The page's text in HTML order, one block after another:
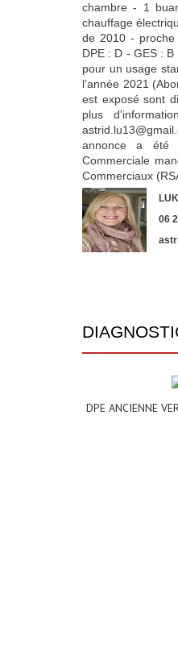
chambre - 1
chauffage
de 2010 -
DPE : D - GES :
pour un usage
l’année 2021
est exposé sont
plus
annonce a été
Commerciale
Commerciaux
06
DPE ANCIENNE